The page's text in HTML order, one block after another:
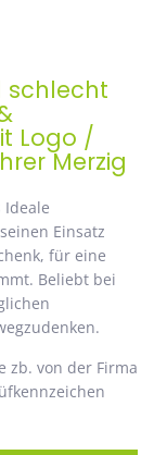
schlecht
Logo /
Merzig
Ideale
Einsatz
für eine
Beliebt bei
zb. von der Firma